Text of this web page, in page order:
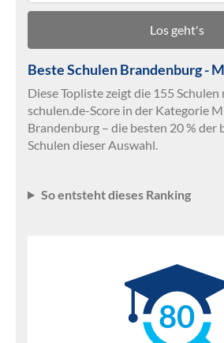
Los geht's
Beste Schulen Brandenburg -
Diese Topliste zeigt die 155
schulen.de-Score in der Kategorie
Brandenburg – die besten 20 % der
Schulen dieser Auswahl.
So entsteht dieses Ranking
80